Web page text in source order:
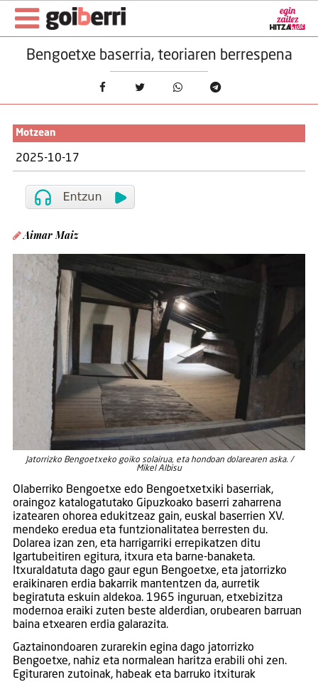
Bengoetxe baserria, teoriaren berrespena
Motzean
2025-10-17
Aimar Maiz
Jatorrizko Bengoetxeko goiko solairua, eta hondoan dolarearen aska. /
Mikel Albisu
Olaberriko Bengoetxe edo Bengoetxetxiki baserriak,
oraingoz katalogatutako Gipuzkoako baserri zaharrena
izatearen ohorea edukitzeaz gain, euskal baserrien XV.
mendeko eredua eta funtzionalitatea berresten du.
Dolarea izan zen, eta harrigarriki errepikatzen ditu
Igartubeitiren egitura, itxura eta barne-banaketa.
Itxuraldatuta dago gaur egun Bengoetxe, eta jatorrizko
eraikinaren erdia bakarrik mantentzen da, aurretik
begiratuta eskuin aldekoa. 1965 inguruan, etxebizitza
modernoa eraiki zuten beste alderdian, orubearen barruan
baina etxearen erdia galarazita.
Gaztainondoaren zurarekin egina dago jatorrizko
Bengoetxe, nahiz eta normalean haritza erabili ohi zen.
Egituraren zutoinak, habeak eta barruko itxiturak